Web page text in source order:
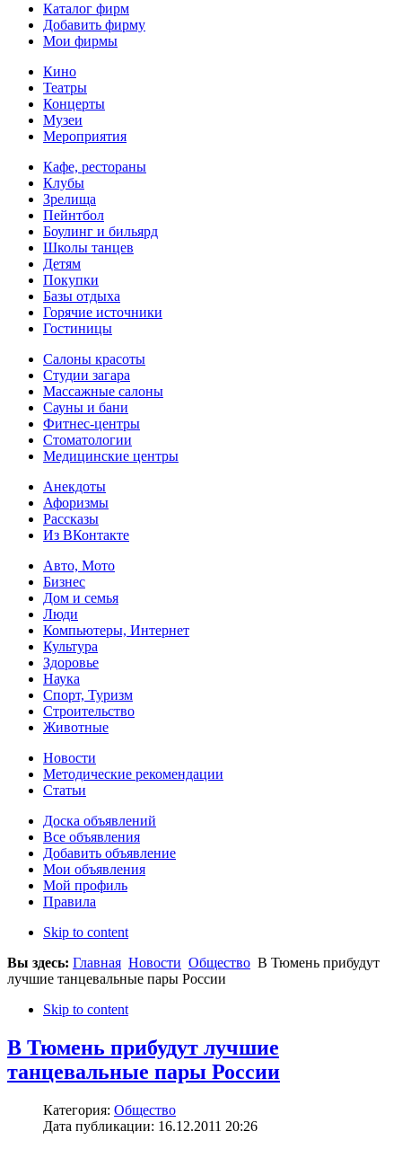
Каталог фирм
Добавить фирму
Мои фирмы
Кино
Театры
Концерты
Музеи
Мероприятия
Кафе, рестораны
Клубы
Зрелища
Пейнтбол
Боулинг и бильярд
Школы танцев
Детям
Покупки
Базы отдыха
Горячие источники
Гостиницы
Салоны красоты
Студии загара
Массажные салоны
Сауны и бани
Фитнес-центры
Стоматологии
Медицинские центры
Анекдоты
Афоризмы
Рассказы
Из ВКонтакте
Авто, Мото
Бизнес
Дом и семья
Люди
Компьютеры, Интернет
Культура
Здоровье
Наука
Спорт, Туризм
Строительство
Животные
Новости
Методические рекомендации
Статьи
Доска объявлений
Все объявления
Добавить объявление
Мои объявления
Мой профиль
Правила
Skip to content
Вы здесь: Главная Новости Общество В Тюмень прибудут
лучшие танцевальные пары России
Skip to content
В Тюмень прибудут лучшие
танцевальные пары России
Категория: Общество
Дата публикации: 16.12.2011 20:26